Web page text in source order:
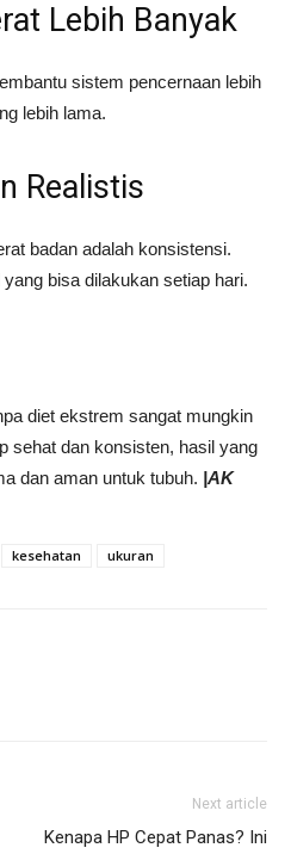
Lebih Banyak
sistem pencernaan lebih
lebih lama.
Realistis
badan adalah konsistensi.
bisa dilakukan setiap hari.
diet ekstrem sangat mungkin
sehat dan konsisten, hasil yang
dan aman untuk tubuh. |AK
kesehatan ukuran
Next article
Kenapa HP Cepat Panas? Ini